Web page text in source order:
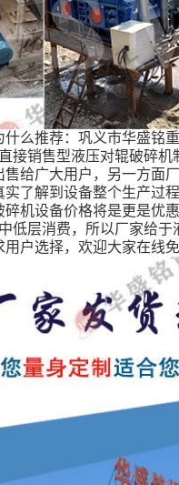
么推荐：巩义市华盛铭重
接销售型液压对辊破碎
给广大用户，另一方面
了解到设备整个生产过
机设备价格将是更是优惠
低层消费，所以厂家给
户选择，欢迎大家在线